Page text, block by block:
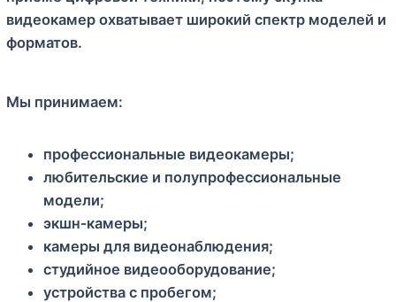
видеокамер охватывает широкий спектр моделей и
форматов.
Мы принимаем:
профессиональные видеокамеры;
любительские и полупрофессиональные
модели;
экшн‑камеры;
камеры для видеонаблюдения;
студийное видеооборудование;
устройства с пробегом;